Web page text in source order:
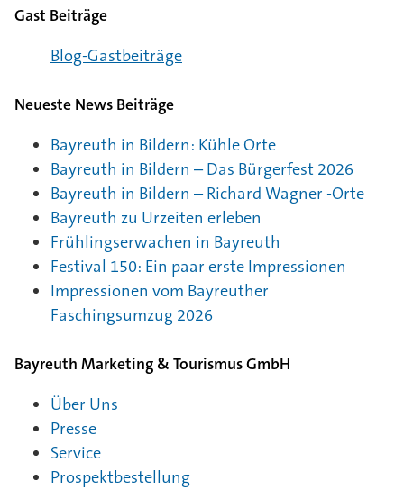
Gast Beiträge
Blog-Gast­bei­träge
Neueste News Beiträge
Bayreuth in Bildern: Kühle Orte
Bayreuth in Bildern – Das Bürgerfest 2026
Bayreuth in Bildern – Richard Wagner -Orte
Bayreuth zu Urzeiten erleben
Frühlingserwachen in Bayreuth
Festival 150: Ein paar erste Impressionen
Impressionen vom Bayreuther
Faschingsumzug 2026
Bayreuth Marketing & Tourismus GmbH
Über Uns
Presse
Service
Prospektbestellung